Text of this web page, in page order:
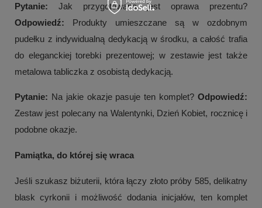
Pytanie: Jak przygotowana jest oprawa prezentu?
Odpowiedź: Produkty umieszczane są w ozdobnym
pudełku z indywidualną dedykacją w środku, a całość trafia
do eleganckiej torebki prezentowej; w zestawie jest także
metalowa tabliczka z osobistą dedykacją.
Pytanie: Na jakie okazje pasuje ten komplet? Odpowiedź:
Zestaw jest polecany na Walentynki, Dzień Kobiet, rocznicę i
podobne okazje.
Pamiątka, do której się wraca
Jeśli szukasz biżuterii, która łączy złoto próby 585, delikatny
blask cyrkonii i możliwość dodania inicjałów, ten komplet